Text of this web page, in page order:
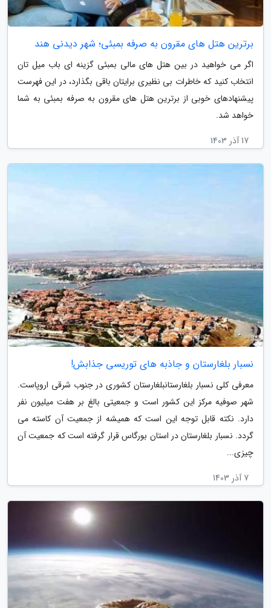
برترین هتل های مقرون به صرفه بمبئی؛ شهر دیدنی هند
اگر می خواهید در بین هتل های مالی بمبئی گزینه ای باب میل تان
انتخاب کنید که خاطرات بی نظیری برایتان باقی بگذارد، در این فهرست
پیشنهادهای خوبی از برترین هتل های مقرون به صرفه بمبئی به شما
خواهد شد.
17 آذر 1403
نسبار بلغارستان و جاذبه های توریسی جذابش!
معرفی کلی نسبار بلغارستانبلغارستان کشوری در جنوب شرقی اروپاست.
شهر صوفیه مرکز این کشور است و جمعیتی بالغ بر هفت میلیون نفر
دارد. نکته قابل توجه این است که همیشه از جمعیت آن کاسته می
گردد. نسبار بلغارستان در استان بورگاس قرار گرفته است که جمعیت آن
چیزی...
7 آذر 1403